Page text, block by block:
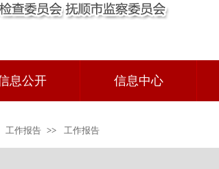
息公开 信息中心
工作报告 >> 工作报告